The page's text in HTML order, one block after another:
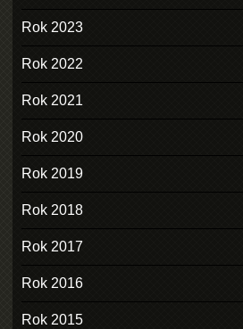
Rok 2023
Rok 2022
Rok 2021
Rok 2020
Rok 2019
Rok 2018
Rok 2017
Rok 2016
Rok 2015